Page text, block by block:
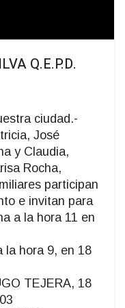
Q.E.P.D.
ciudad.-
José
y Claudia,
Rocha,
participan
e invitan para
a la hora 11 en
la hora 9, en 18
TEJERA, 18